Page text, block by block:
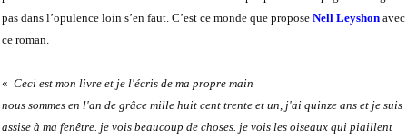
pas dans l’opulence loin s’en faut. C’est ce monde que propose Nell Leyshon avec
ce roman.
« Ceci est mon livre et je l'écris de ma propre main
nous sommes en l'an de grâce mille huit cent trente et un, j'ai quinze ans et je suis
assise à ma fenêtre. je vois beaucoup de choses. je vois les oiseaux qui piaillent